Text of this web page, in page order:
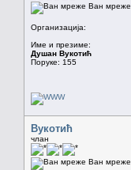
Ван мреже
Организација:
Име и презиме:
Душан Вукотић
Поруке: 155
Вукотић
члан
Ван мреже